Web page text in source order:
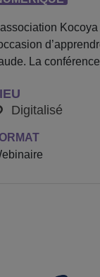
La
Digitalisé